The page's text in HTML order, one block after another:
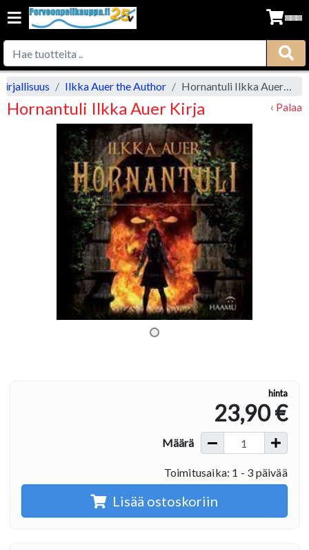
Ilkka Auer the Author Hornantuli Ilkka Auer Kirja
Hornantuli Ilkka Auer Kirja ‹ Palaa
hinta
23,90 €
Määrä
Toimitusaika: 1 - 3 päivää
Lisää ostoskoriin